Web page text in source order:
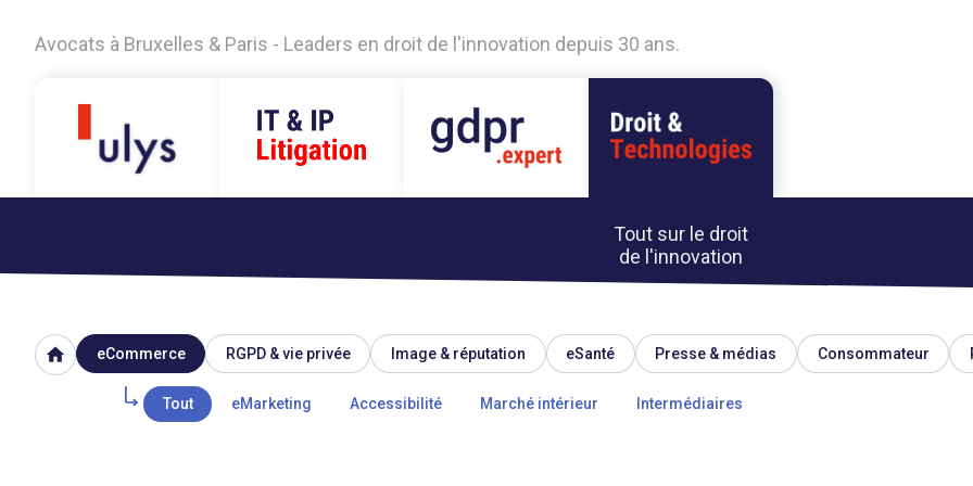
Avocats à Bruxelles & Paris - Leaders en droit de l'innovation depuis 30 ans.
Tout sur le droit
de l'innovation
home eCommerce RGPD & vie privée Image & réputation eSanté Presse & médias Consommateur
Tout eMarketing Accessibilité Marché intérieur Intermédiaires